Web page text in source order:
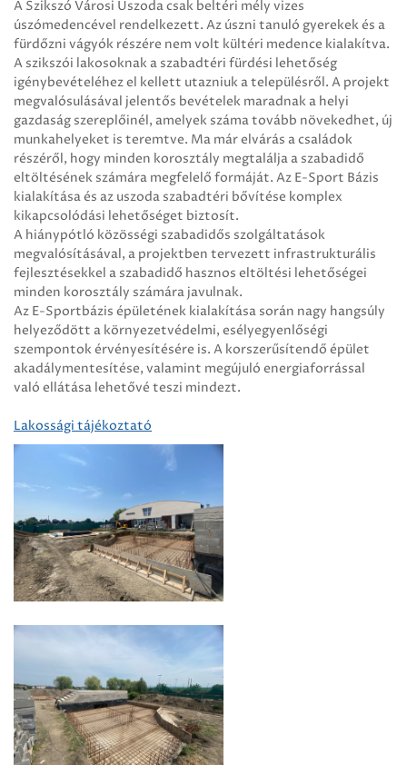
A Szikszó Városi Uszoda csak beltéri mély vizes
úszómedencével rendelkezett. Az úszni tanuló gyerekek és a
fürdőzni vágyók részére nem volt kültéri medence kialakítva.
A szikszói lakosoknak a szabadtéri fürdési lehetőség
igénybevételéhez el kellett utazniuk a településről. A projekt
megvalósulásával jelentős bevételek maradnak a helyi
gazdaság szereplőinél, amelyek száma tovább növekedhet, új
munkahelyeket is teremtve. Ma már elvárás a családok
részéről, hogy minden korosztály megtalálja a szabadidő
eltöltésének számára megfelelő formáját. Az E-Sport Bázis
kialakítása és az uszoda szabadtéri bővítése komplex
kikapcsolódási lehetőséget biztosít.
A hiánypótló közösségi szabadidős szolgáltatások
megvalósításával, a projektben tervezett infrastrukturális
fejlesztésekkel a szabadidő hasznos eltöltési lehetőségei
minden korosztály számára javulnak.
Az E-Sportbázis épületének kialakítása során nagy hangsúly
helyeződött a környezetvédelmi, esélyegyenlőségi
szempontok érvényesítésére is. A korszerűsítendő épület
akadálymentesítése, valamint megújuló energiaforrással
való ellátása lehetővé teszi mindezt.
Lakossági tájékoztató